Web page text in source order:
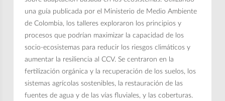
una guía publicada por el Ministerio de Medio Ambiente
de Colombia, los talleres exploraron los principios y
procesos que podrían maximizar la capacidad de los
socio-ecosistemas para reducir los riesgos climáticos y
aumentar la resiliencia al CCV. Se centraron en la
fertilización orgánica y la recuperación de los suelos, los
sistemas agrícolas sostenibles, la restauración de las
fuentes de agua y de las vías fluviales, y las coberturas.